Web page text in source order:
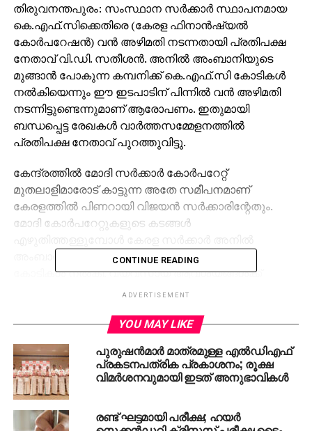
തിരുവനന്തപുരം: സംസ്ഥാന സര്‍ക്കാര്‍ സ്ഥാപനമായ
കെ.എഫ്.സിക്കെതിരെ (കേരള ഫിനാന്‍ഷ്യല്‍
കോര്‍പറേഷന്‍) വന്‍ അഴിമതി നടന്നതായി പ്രതിപക്ഷ
നേതാവ് വി.ഡി. സതീശന്‍. അനില്‍ അംബാനിയുടെ
മുങ്ങാന്‍ പോകുന്ന കമ്പനിക്ക് കെ.എഫ്.സി കോടികള്‍
നല്‍കിയെന്നും ഈ ഇടപാടിന് പിന്നില്‍ വന്‍ അഴിമതി
നടന്നിട്ടുണ്ടെന്നുമാണ് ആരോപണം. ഇതുമായി
ബന്ധപ്പെട്ട രേഖകള്‍ വാര്‍ത്തസമ്മേളനത്തില്‍
പ്രതിപക്ഷ നേതാവ് പുറത്തുവിട്ടു.
കേന്ദ്രത്തില്‍ മോദി സര്‍ക്കാര്‍ കോര്‍പറേറ്റ്
മുതലാളിമാരോട് കാട്ടുന്ന അതേ സമീപനമാണ്
കേരളത്തില്‍ പിണറായി വിജയന്‍ സര്‍ക്കാരിന്റേതും.
മോദി കോര്‍പറേറ്റുകളുടെ കടങ്ങള്‍
അംബാനിയുടെ മുങ്ങാന്‍ പോകുന്ന കമ്പനിക്ക്
കോടികള്‍ നല്‍കി. വ്യവസായ ആവശ്യങ്ങള്‍ക്ക്
വായ്പ നല്‍കുക എന്നതാണ് കെ.എഫ്.സിയുടെ
വ്യവസായങ്ങള്‍ക്ക് വായ്പകള്‍ നല്‍കാന്‍ രൂപീകരിച്ച
റിലയന്‍സ് കൊമേഴ്‌സ്യല്‍ ഫിനാന്‍സ് ലിമിറ്റഡ് എന്ന
സ്ഥാപനത്തില്‍ 60.80 കോടി രൂപ നിക്ഷേപിച്ചുവെന്ന്
പ്രതിപക്ഷ നേതാവ് പറഞ്ഞു.
2018 ഏപ്രില്‍ 19ന് നടന്ന കെ.എഫ്.സിയുടെ
CONTINUE READING
ADVERTISEMENT
YOU MAY LIKE
പുരുഷന്‍മാര്‍ മാത്രമുള്ള എല്‍ഡിഎഫ്
പ്രകടനപത്രിക പ്രകാശനം; രൂക്ഷ
വിമര്‍ശനവുമായി ഇടത് അനുഭാവികൾ
രണ്ട് ഘട്ടമായി പരീക്ഷ; ഹയര്‍